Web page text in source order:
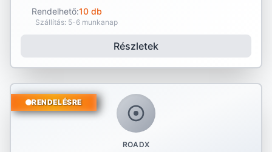
Rendelhető:10 db
Szállítás: 5-6 munkanap
Részletek
ROADX
RENDELÉSRE